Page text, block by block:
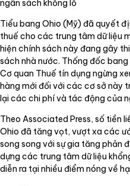
ngân sách khổng lồ
Tiểu bang Ohio (Mỹ) đã quyết
thuế cho các trung tâm dữ liệu
hiện chính sách này đang gây
sách nhà nước. Thống đốc bang
Cơ quan Thuế tín dụng ngừng
hàng mới đối với các cơ sở này
lại các chi phí và tác động của
Theo Associated Press, số tiền
Ohio đã tăng vọt, vượt xa các
song song với sự gia tăng phản
dựng các trung tâm dữ liệu
diễn ra tại nhiều điểm nóng về